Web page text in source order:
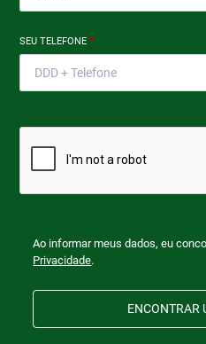
SEU TELEFONE*
Ao informar meus dados, eu
Privacidade.
ENCONTRAR